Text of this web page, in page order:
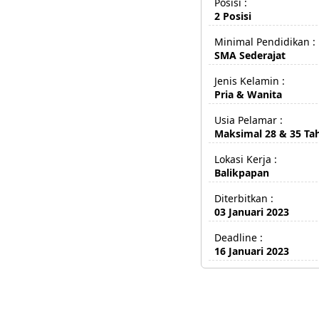
2 Posisi
Minimal Pendidikan :
SMA Sederajat
Jenis Kelamin :
Pria & Wanita
Usia Pelamar :
Maksimal 28 & 35
Lokasi Kerja :
Balikpapan
Diterbitkan :
03 Januari 2023
Deadline :
16 Januari 2023